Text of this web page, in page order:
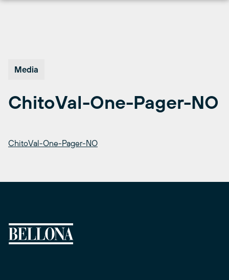
Media
ChitoVal-One-Pager-NO
ChitoVal-One-Pager-NO